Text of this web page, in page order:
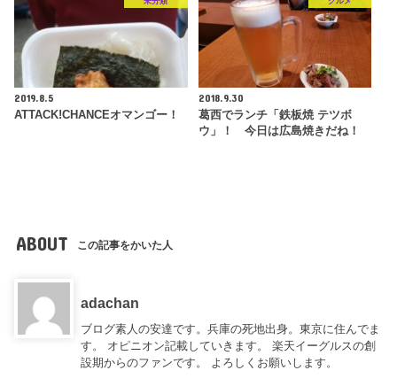
2019.8.5
ATTACK!CHANCEオマンゴー！
2018.9.30
葛西でランチ「鉄板焼 テツボ
ウ」！ 今日は広島焼きだね！
ABOUT この記事をかいた人
adachan
ブログ素人の安達です。兵庫の死地出身。東京に住んでま
す。 オピニオン記載していきます。 楽天イーグルスの創
設期からのファンです。 よろしくお願いします。